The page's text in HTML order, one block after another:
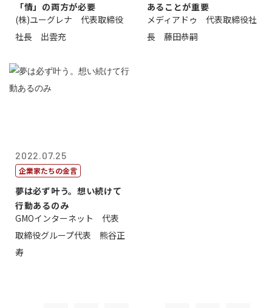
「情」の両方が必要
(株)ユーグレナ 代表取締役
社長 出雲充
あることが重要
メディアドゥ 代表取締役社
長 藤田恭嗣
2022.07.25
企業家たちの金言
夢は必ず叶う。想い続けて
行動あるのみ
GMOインターネット 代表
取締役グループ代表 熊谷正
寿